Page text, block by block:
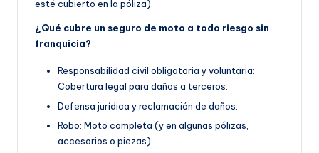
esté cubierto en la póliza).
¿Qué cubre un seguro de moto a todo riesgo sin
franquicia?
Responsabilidad civil obligatoria y voluntaria:
Cobertura legal para daños a terceros.
Defensa jurídica y reclamación de daños.
Robo: Moto completa (y en algunas pólizas,
accesorios o piezas).